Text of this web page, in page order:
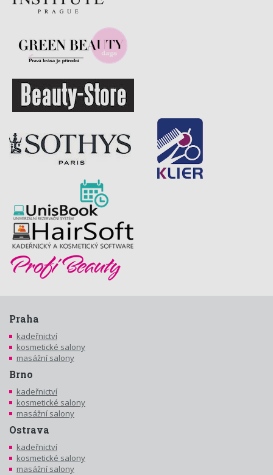
Praha
kadeřnictví
kosmetické salony
masážní salony
Brno
kadeřnictví
kosmetické salony
masážní salony
Ostrava
kadeřnictví
kosmetické salony
masážní salony